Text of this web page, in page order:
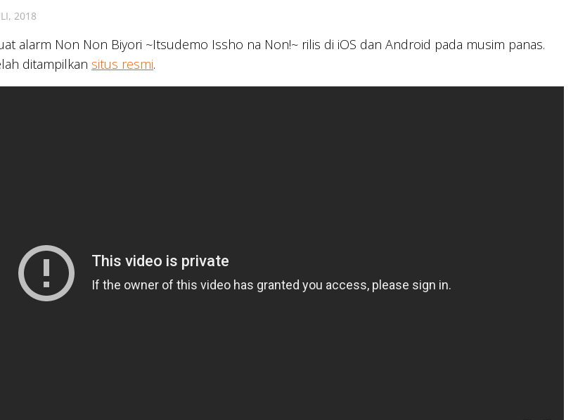
2018
alarm Non Non Biyori ~Itsudemo Issho na Non!~ rilis di iOS dan Android pada musim panas.
ditampilkan situs resmi.